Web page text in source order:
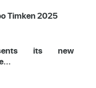
Timken 2025
its new